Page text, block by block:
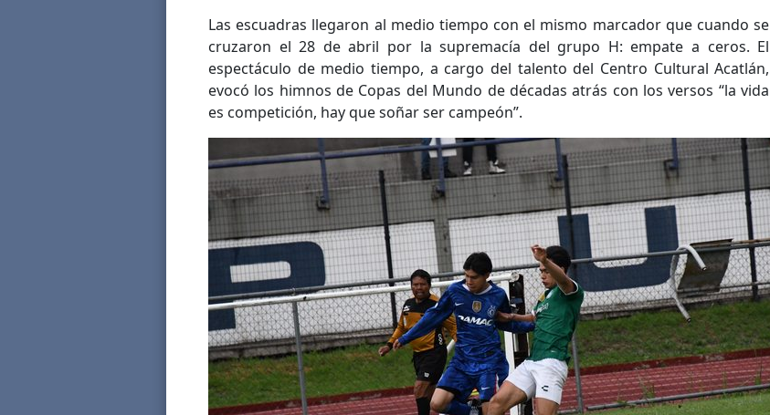
Las escuadras llegaron al medio tiempo con el mismo marcador que cuando se
cruzaron el 28 de abril por la supremacía del grupo H: empate a ceros. El
espectáculo de medio tiempo, a cargo del talento del Centro Cultural Acatlán,
evocó los himnos de Copas del Mundo de décadas atrás con los versos “la vida
es competición, hay que soñar ser campeón”.